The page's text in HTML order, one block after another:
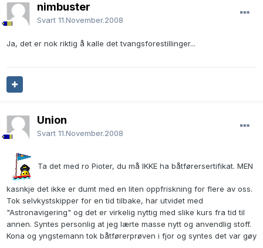
nimbuster
Svart 11.November.2008
Ja, det er nok riktig å kalle det tvangsforestillinger...
Union
Svart 11.November.2008
Ta det med ro Pioter, du må IKKE ha båtførersertifikat. MEN
kasnkje det ikke er dumt med en liten oppfriskning for flere av oss.
Tok selvkystskipper for en tid tilbake, har utvidet med
"Astronavigering" og det er virkelig nyttig med slike kurs fra tid til
annen. Syntes personlig at jeg lærte masse nytt og anvendlig stoff.
Kona og yngstemann tok båtførerprøven i fjor og syntes det var gøy